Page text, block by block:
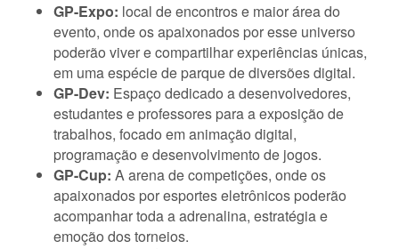
GP-Expo: local de encontros e maior área do
evento, onde os apaixonados por esse universo
poderão viver e compartilhar experiências únicas,
em uma espécie de parque de diversões digital.
GP-Dev: Espaço dedicado a desenvolvedores,
estudantes e professores para a exposição de
trabalhos, focado em animação digital,
programação e desenvolvimento de jogos.
GP-Cup: A arena de competições, onde os
apaixonados por esportes eletrônicos poderão
acompanhar toda a adrenalina, estratégia e
emoção dos torneios.